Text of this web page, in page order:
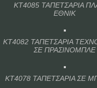
KT4085 ΤΑΠΕΤΣΑΡΙΑ
ΕΘΝΙΚ
KT4082 ΤΑΠΕΤΣΑΡΙΑ
ΣΕ ΠΡΑΣΙΝΟΜΠΛΕ
KT4078 ΤΑΠΕΤΣΑΡΙΑ ΣΕ